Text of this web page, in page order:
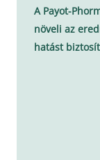
A Payot-
növeli az
hatást